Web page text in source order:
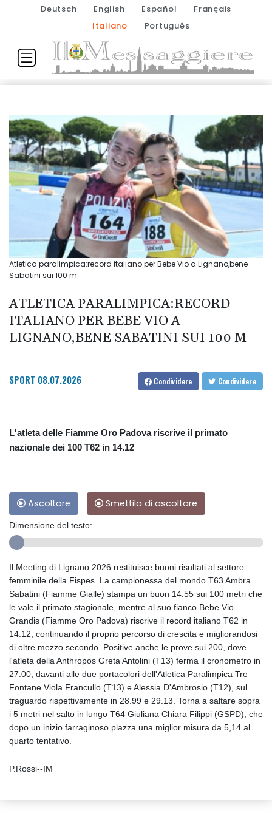
Deutsch English Español
Français
Italiano
Português
Atletica paralimpica:record italiano per Bebe Vio a Lignano,bene
Sabatini sui 100 m
ATLETICA PARALIMPICA:RECORD
ITALIANO PER BEBE VIO A
LIGNANO,BENE SABATINI SUI 100 M
SPORT 08.07.2026 Condividere Condividere
L'atleta delle Fiamme Oro Padova riscrive il primato
nazionale dei 100 T62 in 14.12
Ascoltare Smettila di ascoltare
Dimensione del testo:
Il Meeting di Lignano 2026 restituisce buoni risultati al settore
femminile della Fispes. La campionessa del mondo T63 Ambra
Sabatini (Fiamme Gialle) stampa un buon 14.55 sui 100 metri che
le vale il primato stagionale, mentre al suo fianco Bebe Vio
Grandis (Fiamme Oro Padova) riscrive il record italiano T62 in
14.12, continuando il proprio percorso di crescita e migliorandosi
di oltre mezzo secondo. Positive anche le prove sui 200, dove
l'atleta della Anthropos Greta Antolini (T13) ferma il cronometro in
27.00, davanti alle due portacolori dell'Atletica Paralimpica Tre
Fontane Viola Francullo (T13) e Alessia D'Ambrosio (T12), sul
traguardo rispettivamente in 28.99 e 29.13. Torna a saltare sopra
i 5 metri nel salto in lungo T64 Giuliana Chiara Filippi (GSPD), che
dopo un inizio farraginoso piazza una miglior misura da 5,14 al
quarto tentativo.
P.Rossi--IM